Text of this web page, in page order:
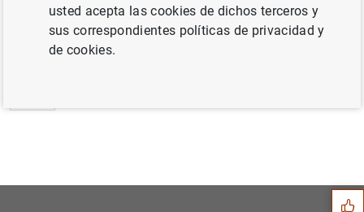
Siguiente
Evaluación de los enlaces i...
Sugerencias
usted acepta las cookies de dichos terceros y
sus correspondientes políticas de privacidad y
de cookies.